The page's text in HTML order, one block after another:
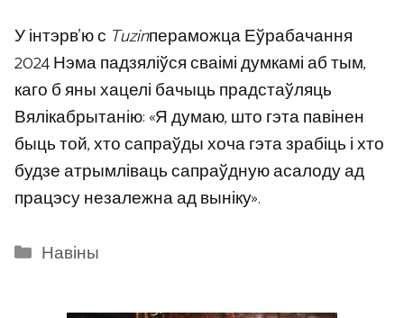
У інтэрв’ю с Tuzinпераможца Еўрабачання
2024 Нэма падзяліўся сваімі думкамі аб тым,
каго б яны хацелі бачыць прадстаўляць
Вялікабрытанію: «Я думаю, што гэта павінен
быць той, хто сапраўды хоча гэта зрабіць і хто
будзе атрымліваць сапраўдную асалоду ад
працэсу незалежна ад выніку».
Categories
Навіны